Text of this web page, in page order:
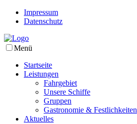
Impressum
Datenschutz
Menü
Startseite
Leistungen
Fahrgebiet
Unsere Schiffe
Gruppen
Gastronomie & Festlichkeiten
Aktuelles